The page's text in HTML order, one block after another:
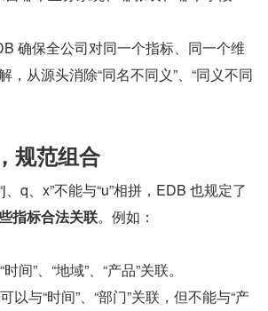
确保全公司对同一个指标、同一个维
，从源头消除“同名不同义”、“同义不同
规范组合
q、x”不能与“u”相拼，EDB 也规定了
指标合法关联。例如：
间”、“地域”、“产品”关联。
以与“时间”、“部门”关联，但不能与“产